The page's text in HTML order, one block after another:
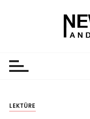
LEKTÜRE